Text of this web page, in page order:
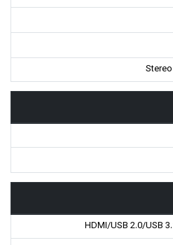
HDMI/USB 2.0/USB